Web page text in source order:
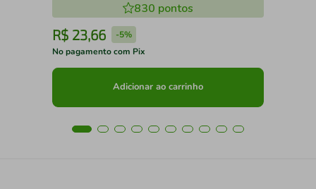
830 pontos
R$ 23,66 -5%
No pagamento com Pix
Adicionar ao carrinho